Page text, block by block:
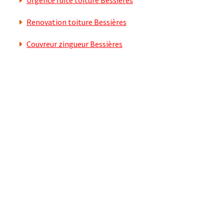
Renovation toiture Bessières
Couvreur zingueur Bessières